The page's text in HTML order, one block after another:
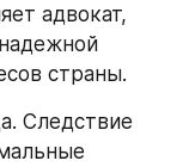
адвокат,
страны.
Следствие